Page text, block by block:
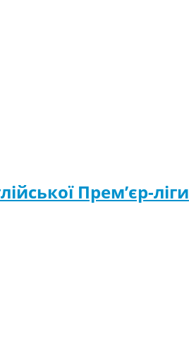
Прем’єр-ліги